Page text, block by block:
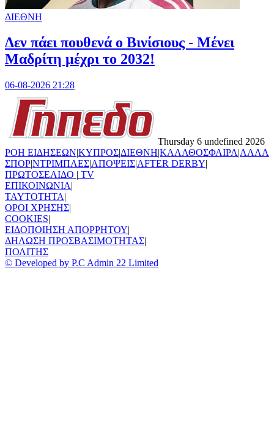
ΔΙΕΘΝΗ
Δεν πάει πουθενά ο Βινίσιους - Μένει
Μαδρίτη μέχρι το 2032!
06-08-2026 21:28
Thursday 6 undefined 2026
ΡΟΗ ΕΙΔΗΣΕΩΝ|ΚΥΠΡΟΣ|ΔΙΕΘΝΗ|ΚΑΛΑΘΟΣΦΑΙΡΑ|ΑΛΛΑ
ΣΠΟΡ|ΝΤΡΙΜΠΛΕΣ|ΑΠΟΨΕΙΣ|AFTER DERBY|
ΠΡΩΤΟΣΕΛΙΔΟ | TV
ΕΠΙΚΟΙΝΩΝΙΑ|
TAYTOTHTA|
ΟΡΟΙ ΧΡΗΣΗΣ|
COOKIES|
ΕΙΔΟΠΟΙΗΣΗ ΑΠΟΡΡΗΤΟΥ|
ΔΗΛΩΣΗ ΠΡΟΣΒΑΣΙΜΟΤΗΤΑΣ|
ΠΟΛΙΤΗΣ
© Developed by P.C Admin 22 Limited